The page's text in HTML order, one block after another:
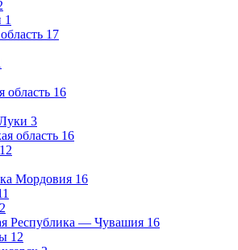
1
17
область 16
3
область 16
12
Мордовия 16
2
Республика — Чувашия 16
12